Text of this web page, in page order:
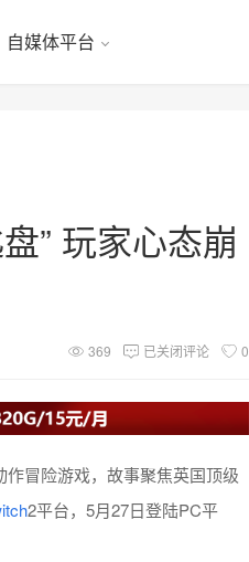
自媒体平台
” 玩家心态崩
369 已关闭评论 0
作冒险游戏，故事聚焦英国顶级
2平台，5月27日登陆PC平